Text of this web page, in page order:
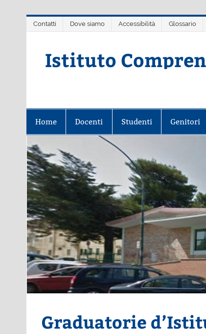
contenuto
Contatti Dove siamo Accessibilità Glossario
Istituto
Home Docenti Studenti Genitori
Graduatorie